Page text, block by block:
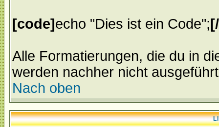
[code]echo "Dies ist ein Code";
Alle Formatierungen, die du in
werden nachher nicht
Nach oben